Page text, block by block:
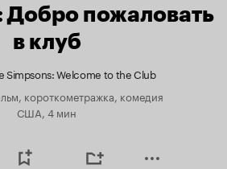
пожаловать
в клуб
Simpsons: Welcome to the Club
короткометражка, комедия
США, 4 мин